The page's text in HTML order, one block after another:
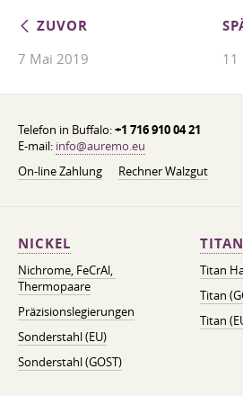
ZUVOR
7 Mai 2019 11
Telefon in Buffalo:+1 716 910 04 21
E-mail: info@auremo.eu
On-line Zahlung
Rechner Walzgut
NICKEL
Nichrome, FeСrAl, ​​
Thermopaare
Präzisionslegierungen
Sonderstahl (EU)
Sonderstahl (GOST)
TITAN
Titan
Titan
Titan